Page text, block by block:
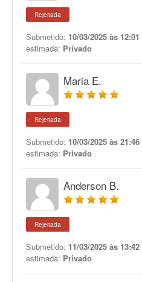
Rejeitada
Submetido: 10/03/2025 às 12:01
estimada: Privado
Maria E.
Rejeitada
Submetido: 10/03/2025 às 21:46
estimada: Privado
Anderson B.
Rejeitada
Submetido: 11/03/2025 às 13:42
estimada: Privado